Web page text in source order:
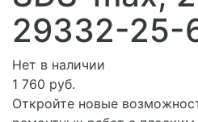
29332-25-
Нет в наличии
1 760 руб.
Откройте новые